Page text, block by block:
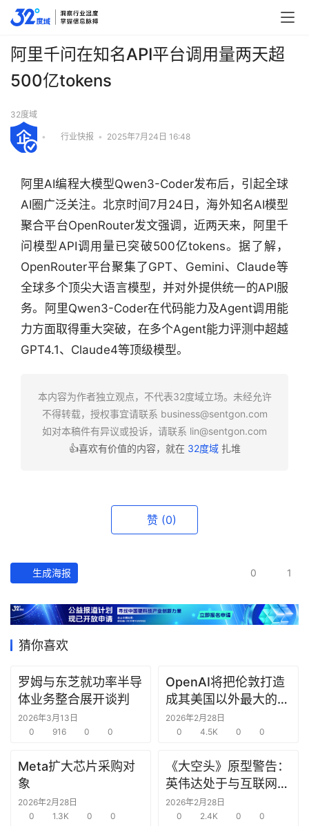
条
经
据
研
告
创
阿里千问在知名API平台调用量两天超
500亿tokens
32度域
• 行业快报 • 2025年7月24日 16:48
阿里AI编程大模型Qwen3-Coder发布后，引起全球
AI圈广泛关注。北京时间7月24日，海外知名AI模型
聚合平台OpenRouter发文强调，近两天来，阿里千
问模型API调用量已突破500亿tokens。据了解，
OpenRouter平台聚集了GPT、Gemini、Claude等
全球多个顶尖大语言模型，并对外提供统一的API服
务。阿里Qwen3-Coder在代码能力及Agent调用能
力方面取得重大突破，在多个Agent能力评测中超越
GPT4.1、Claude4等顶级模型。
本内容为作者独立观点，不代表32度域立场。未经允许
不得转载，授权事宜请联系 business@sentgon.com
如对本稿件有异议或投诉，请联系 lin@sentgon.com
👍喜欢有价值的内容，就在 32度域扎堆
赞 (0)
生成海报 0 1
猜你喜欢
罗姆与东芝就功率半导
体业务整合展开谈判
2026年3月13日
0
916 0 0
OpenAI将把伦敦打造
成其美国以外最大的研
究中心
2026年2月28日
0
4.5K 0 0
Meta扩大芯片采购对
象
2026年2月28日
0
1.3K 0 0
《大空头》原型警告：
英伟达处于与互联网泡
沫时期思科同样的“危
险境地”
2026年2月28日
0
2.4K 0 0